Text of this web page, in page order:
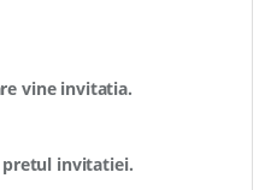
vine invitatia.
pretul invitatiei.